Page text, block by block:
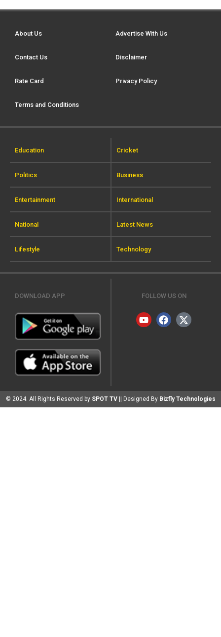
About Us Advertise With Us
Contact Us Disclaimer
Rate Card Privacy Policy
Terms and Conditions
Education Cricket
Politics Business
Entertainment International
National Latest News
Lifestyle Technology
DOWNLOAD APP FOLLOW US ON
© 2024. All Rights Reserved by SPOT TV || Designed By Bizfly Technologies